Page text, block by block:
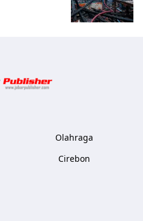
Olahraga
Cirebon